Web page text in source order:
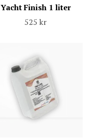
Yacht Finish 1 liter
525 kr